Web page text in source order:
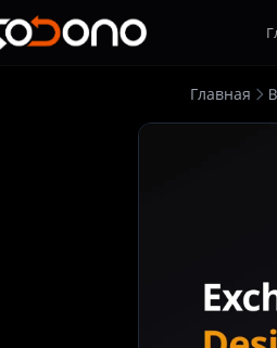
Главная